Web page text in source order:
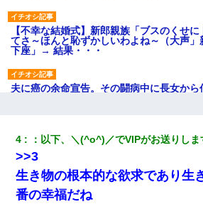
【不幸な結婚式】新郎親族「ブスのくせ
てさ～ほんと恥ずかしいわよね～（大声
下座」→ 結果・・・
夫に癌の余命宣告。その闘病中に長女か
ナンパにほいほい付いていった私、地獄に
【唖然】帰宅したら旦那のスポーツカーが
立つし、すぐ見つかるかもしれません』→
さんご存じですか？』
4 ： 以下、＼(^o^)／でVIPがお送りしま
>>3
生き物の根本的な欲求であり生
番の幸福だね